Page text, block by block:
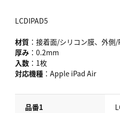
LCDIPAD5
材質 ：接着面/シリコン膜、外
厚み ：0.2mm
入数 ：1枚
対応機種 ：Apple iPad Air
品番1